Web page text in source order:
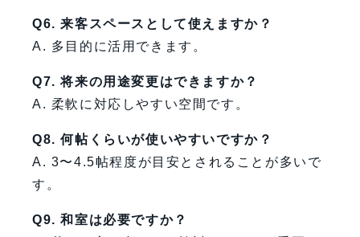
Q6. 来客スペースとして使えますか？
A. 多目的に活用できます。
Q7. 将来の用途変更はできますか？
A. 柔軟に対応しやすい空間です。
Q8. 何帖くらいが使いやすいですか？
A. 3〜4.5帖程度が目安とされることが多いで
す。
Q9. 和室は必要ですか？